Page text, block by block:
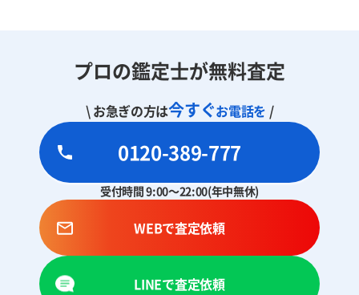
プロの鑑定士が無料査定
\ お急ぎの方は今すぐお電話を /
0120-389-777
受付時間 9:00～22:00(年中無休)
WEBで査定依頼
LINEで査定依頼